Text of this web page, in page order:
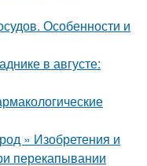
Особенности и
в августе:
» Изобретения и
перекапывании